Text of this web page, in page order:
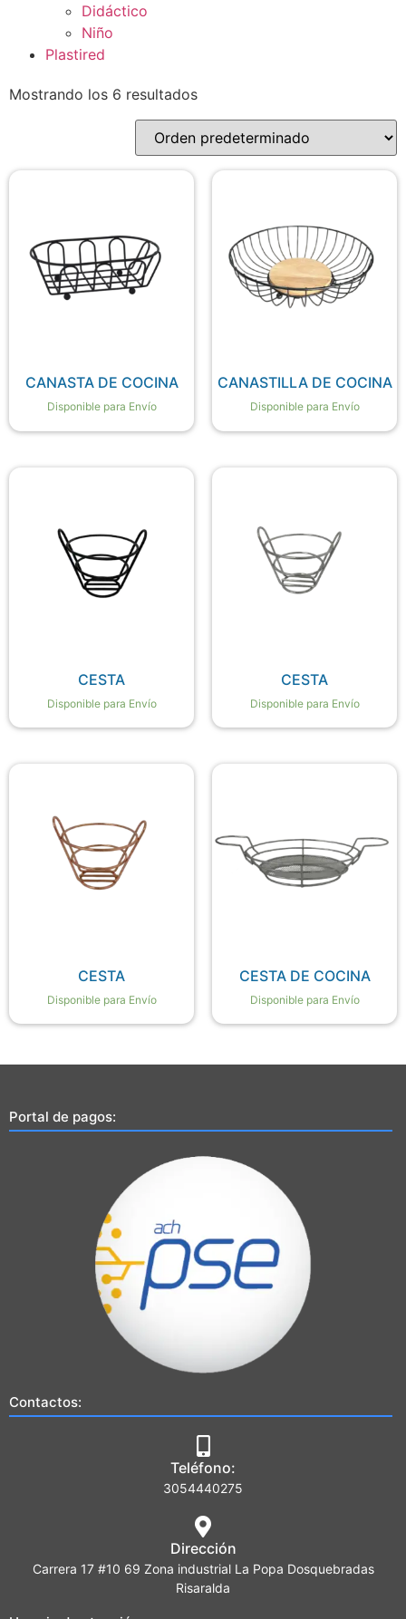
Didáctico
Niño
Plastired
Mostrando los 6 resultados
CANASTA DE COCINA
Disponible para Envío
CANASTILLA DE COCINA
Disponible para Envío
CESTA
Disponible para Envío
CESTA
Disponible para Envío
CESTA
Disponible para Envío
CESTA DE COCINA
Disponible para Envío
Portal de pagos:
Contactos:
Teléfono:
3054440275
Dirección
Carrera 17 #10 69 Zona industrial La Popa Dosquebradas
Risaralda